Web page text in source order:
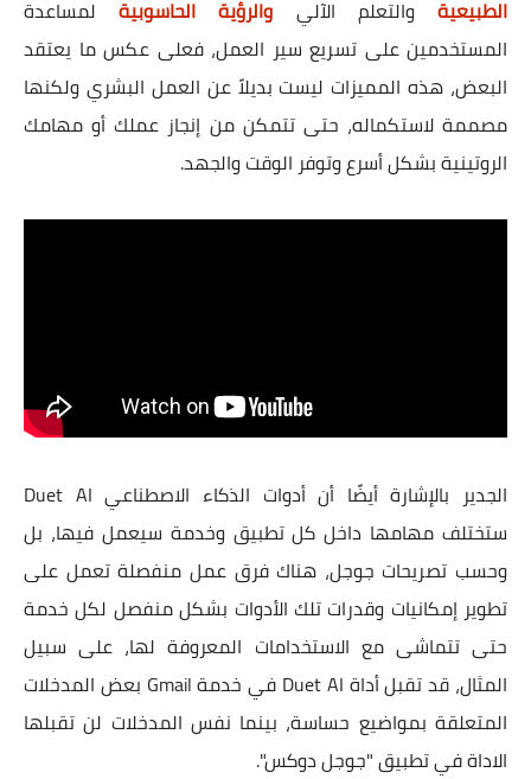
الطبيعيةوالتعلم الآلي والرؤية الحاسوبيةلمساعدة
المستخدمين على تسريع سير العمل، فعلى عكس ما يعتقد
البعض، هذه المميزات ليست بديلاً عن العمل البشري ولكنها
مصممة لاستكماله، حتى تتمكن من إنجاز عملك أو مهامك
الروتينية بشكل أسرع وتوفر الوقت والجهد.
الجدير بالإشارة أيضًا أن أدوات الذكاء الاصطناعي Duet AI
ستختلف مهامها داخل كل تطبيق وخدمة سيعمل فيها، بل
وحسب تصريحات جوجل، هناك فرق عمل منفصلة تعمل على
تطوير إمكانيات وقدرات تلك الأدوات بشكل منفصل لكل خدمة
حتى تتماشى مع الاستخدامات المعروفة لها، على سبيل
المثال، قد تقبل أداة Duet AI في خدمة Gmail بعض المدخلات
المتعلقة بمواضيع حساسة، بينما نفس المدخلات لن تقبلها
الاداة في تطبيق "جوجل دوكس".